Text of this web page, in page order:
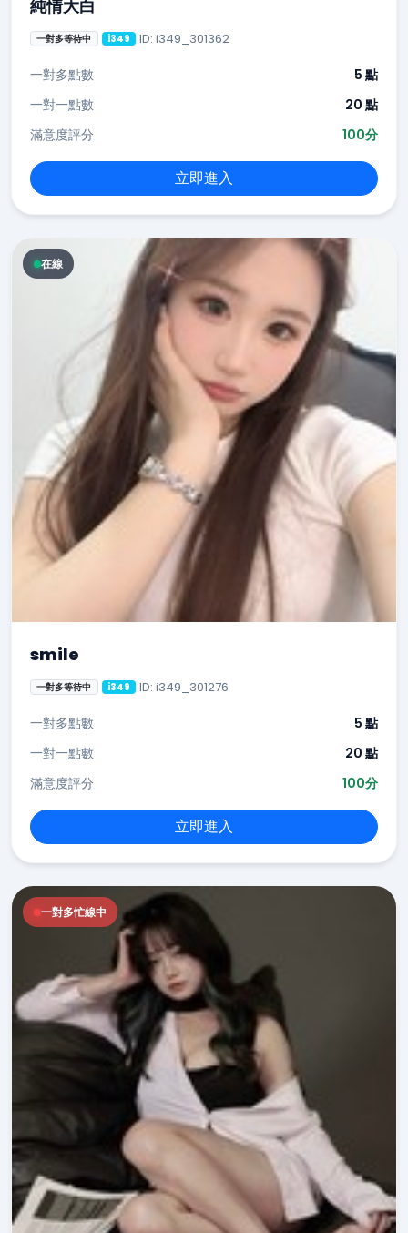
純情大白
一對多等待中 i349 ID: i349_301362
一對多點數
5 點
一對一點數
20 點
滿意度評分
100分
立即進入
在線
smile
一對多等待中 i349 ID: i349_301276
一對多點數
5 點
一對一點數
20 點
滿意度評分
100分
立即進入
一對多忙線中